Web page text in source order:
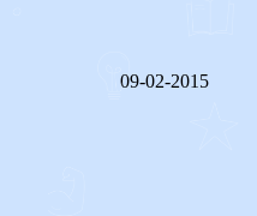
09-02-2015